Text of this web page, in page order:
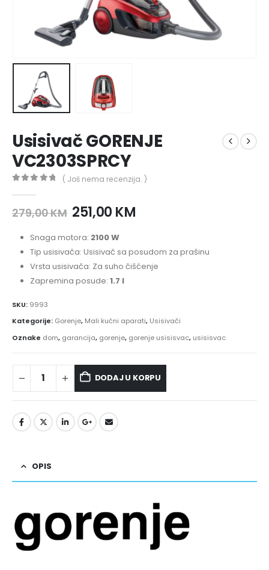
Usisivač GORENJE
VC2303SPRCY
( Još nema recenzija. )
279,00KM 251,00 KM
Snaga motora: 2100 W
Tip usisivača: Usisivač sa posudom za prašinu
Vrsta usisivača: Za suho čišćenje
Zapremina posude: 1.7 l
SKU: 9993
Kategorije: Gorenje, Mali kućni aparati, Usisivači
Oznake dom, garancija, gorenje, gorenje usisisvac, usisisvac
DODAJ U KORPU
OPIS